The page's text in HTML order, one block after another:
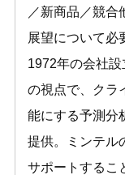
／新商品／競合
展望について必
1972年の会社
の視点で、クラ
能にする予測分
提供。ミンテル
サポートするこ